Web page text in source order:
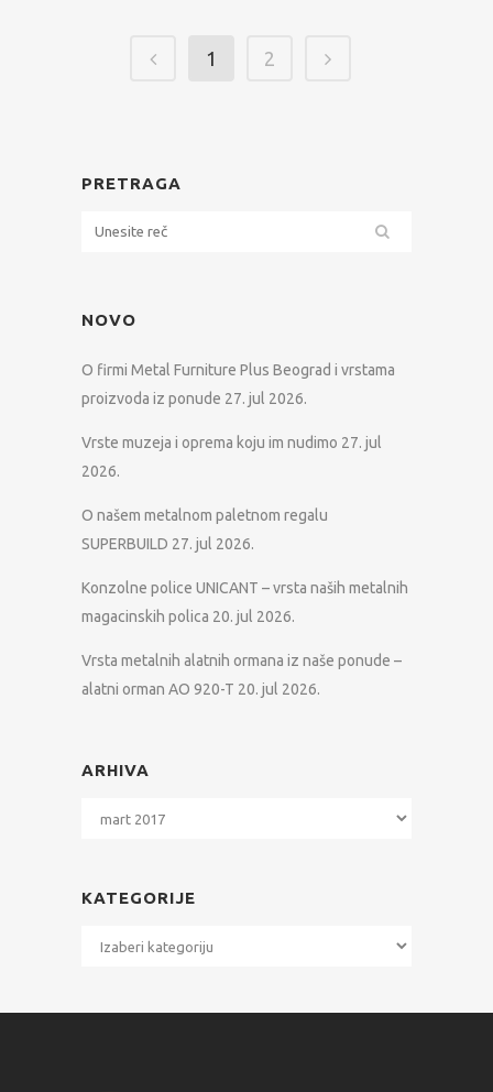
1 2
PRETRAGA
NOVO
O firmi Metal Furniture Plus Beograd i vrstama
proizvoda iz ponude 27. jul 2026.
Vrste muzeja i oprema koju im nudimo 27. jul
2026.
O našem metalnom paletnom regalu
SUPERBUILD 27. jul 2026.
Konzolne police UNICANT – vrsta naših metalnih
magacinskih polica 20. jul 2026.
Vrsta metalnih alatnih ormana iz naše ponude –
alatni orman AO 920-T 20. jul 2026.
ARHIVA
KATEGORIJE
Kategorije